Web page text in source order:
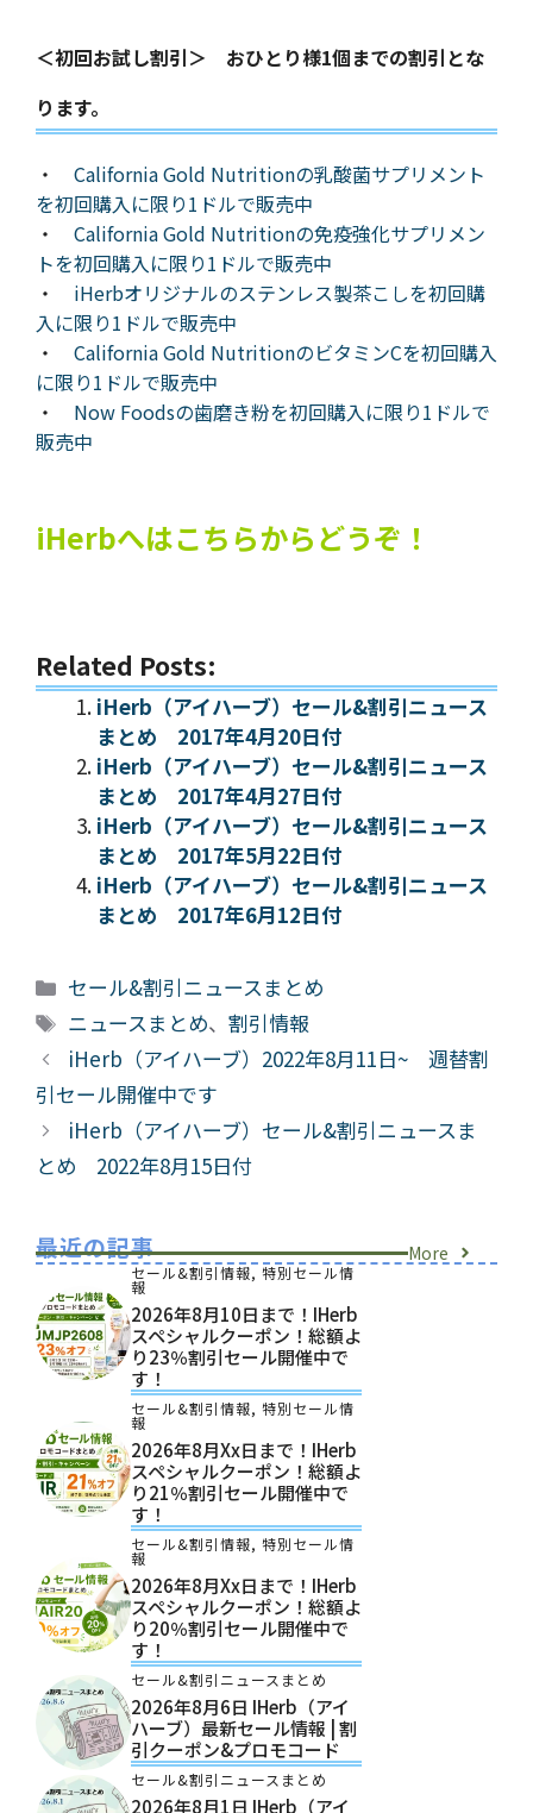
＜初回お試し割引＞ おひとり様1個までの割引とな
ります。
・ California Gold Nutritionの乳酸菌サプリメント
を初回購入に限り1ドルで販売中
・ California Gold Nutritionの免疫強化サプリメン
トを初回購入に限り1ドルで販売中
・ iHerbオリジナルのステンレス製茶こしを初回購
入に限り1ドルで販売中
・ California Gold NutritionのビタミンCを初回購入
に限り1ドルで販売中
・ Now Foodsの歯磨き粉を初回購入に限り1ドルで
販売中
iHerbへはこちらからどうぞ！
Related Posts:
iHerb（アイハーブ）セール&割引ニュース
まとめ 2017年4月20日付
iHerb（アイハーブ）セール&割引ニュース
まとめ 2017年4月27日付
iHerb（アイハーブ）セール&割引ニュース
まとめ 2017年5月22日付
iHerb（アイハーブ）セール&割引ニュース
まとめ 2017年6月12日付
カ
テ
リ
ー
セール&割引ニュースまとめ
タ
グ
ニュースまとめ、割引情報
iHerb（アイハーブ）2022年8月11日~ 週替割
引セール開催中です
iHerb（アイハーブ）セール&割引ニュースま
とめ 2022年8月15日付
最近の記事 More
セール&割引情報, 特別セール情
報
2026年8月10日まで！iHerb
スペシャルクーポン！総額よ
り23％割引セール開催中で
す！
セール&割引情報, 特別セール情
報
2026年8月xx日まで！iHerb
スペシャルクーポン！総額よ
り21％割引セール開催中で
す！
セール&割引情報, 特別セール情
報
2026年8月xx日まで！iHerb
スペシャルクーポン！総額よ
り20％割引セール開催中で
す！
セール&割引ニュースまとめ
2026年8月6日 IHerb（アイ
ハーブ）最新セール情報 | 割
引クーポン&プロモコード
セール&割引ニュースまとめ
2026年8月1日 IHerb（アイ